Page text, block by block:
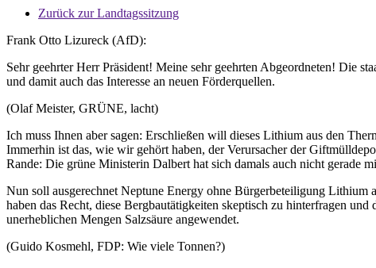
Zurück zur Landtagssitzung
Frank Otto Lizureck (AfD):
Sehr geehrter Herr Präsident! Meine sehr geehrten Abgeordneten! Die
und damit auch das Interesse an neuen Förderquellen.
(Olaf Meister, GRÜNE, lacht)
Ich muss Ihnen aber sagen: Erschließen will dieses Lithium aus den
Immerhin ist das, wie wir gehört haben, der Verursacher der
Rande: Die grüne Ministerin Dalbert hat sich damals auch nicht gerade
Nun soll ausgerechnet Neptune Energy ohne Bürgerbeteiligung
haben das Recht, diese Bergbautätigkeiten skeptisch zu hinterfragen
unerheblichen Mengen Salzsäure angewendet.
(Guido Kosmehl, FDP: Wie viele Tonnen?)